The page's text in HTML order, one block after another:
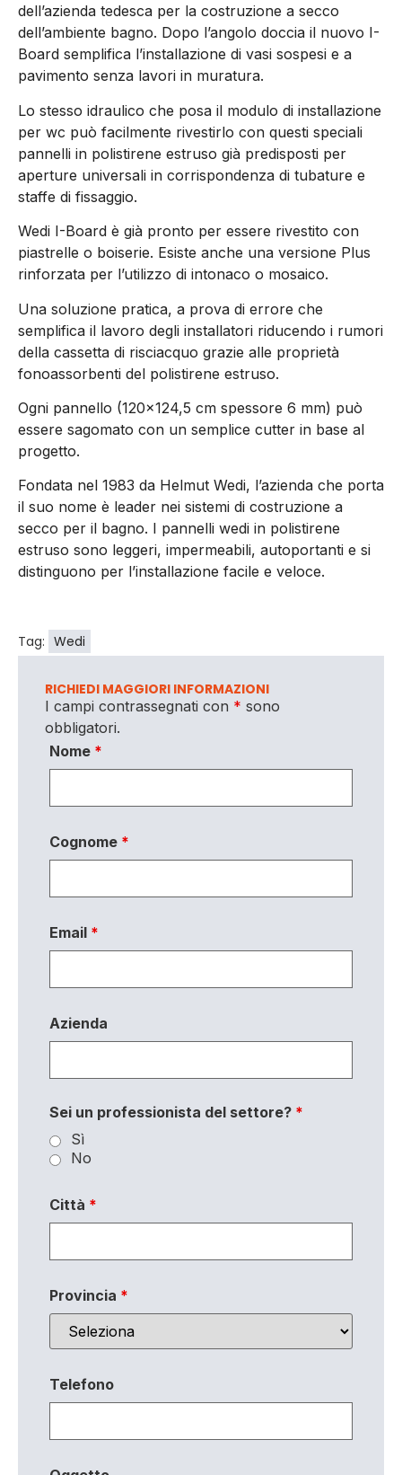
dell’azienda tedesca per la costruzione a secco
dell’ambiente bagno. Dopo l’angolo doccia il nuovo I-
Board semplifica l’installazione di vasi sospesi e a
pavimento senza lavori in muratura.
Lo stesso idraulico che posa il modulo di installazione
per wc può facilmente rivestirlo con questi speciali
pannelli in polistirene estruso già predisposti per
aperture universali in corrispondenza di tubature e
staffe di fissaggio.
Wedi I-Board è già pronto per essere rivestito con
piastrelle o boiserie. Esiste anche una versione Plus
rinforzata per l’utilizzo di intonaco o mosaico.
Una soluzione pratica, a prova di errore che
semplifica il lavoro degli installatori riducendo i rumori
della cassetta di risciacquo grazie alle proprietà
fonoassorbenti del polistirene estruso.
Ogni pannello (120×124,5 cm spessore 6 mm) può
essere sagomato con un semplice cutter in base al
progetto.
Fondata nel 1983 da Helmut Wedi, l’azienda che porta
il suo nome è leader nei sistemi di costruzione a
secco per il bagno. I pannelli wedi in polistirene
estruso sono leggeri, impermeabili, autoportanti e si
distinguono per l’installazione facile e veloce.
Tag: Wedi
RICHIEDI MAGGIORI INFORMAZIONI
I campi contrassegnati con * sono
obbligatori.
Nome *
Cognome *
Email *
Azienda
Sei un professionista del settore? *
Sì
No
Città *
Provincia *
Telefono